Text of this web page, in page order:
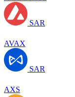
SAR
AVAX
SAR
AXS